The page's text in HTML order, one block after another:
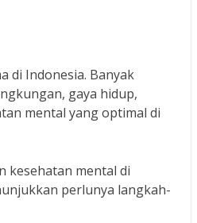
di Indonesia. Banyak
gaya hidup,
mental yang optimal di
kesehatan mental di
perlunya langkah-